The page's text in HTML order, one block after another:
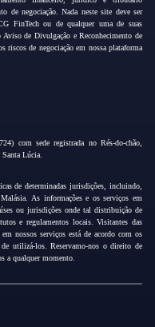
de negociação. Nada neste site deve ser
FinTech ou de qualquer uma de suas
de Divulgação e Reconhecimento de
riscos de negociação em nossa plataforma
com sede registrada no Rés-do-chão,
Lúcia.
de determinadas jurisdições, incluindo,
As informações e os serviços em
ou jurisdições onde tal distribuição de
e regulamentos locais. Visitantes das
nossos serviços está de acordo com os
utilizá-los. Reservamo-nos o direito de
a qualquer momento.